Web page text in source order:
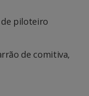
de piloteiro
de comitiva,